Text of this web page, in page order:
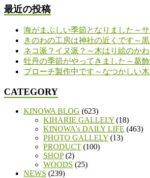
最近の投稿
海がまぶしい季節となりました～
きのわの工房は神社の近くです～
ネコ派？イヌ派？～木はり絵のか
牡丹の季節がやってきました～葛
ブローチ製作中です～なつかしい
CATEGORY
KINOWA BLOG (623)
KIHARIE GALLELY (18)
KINOWA's DAILY LIFE (463)
PHOTO GALLELY (13)
PRODUCT (100)
SHOP(2)
WOODS (25)
NEWS (239)